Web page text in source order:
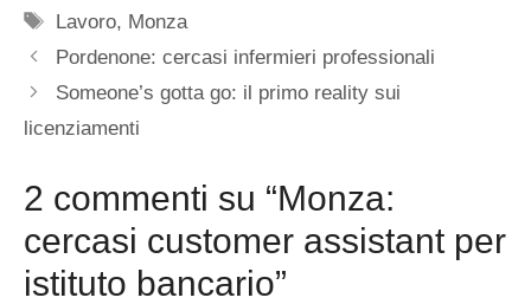
Tag
Lavoro, Monza
Pordenone: cercasi infermieri professionali
Someone’s gotta go: il primo reality sui
licenziamenti
2 commenti su “Monza:
cercasi customer assistant per
istituto bancario”